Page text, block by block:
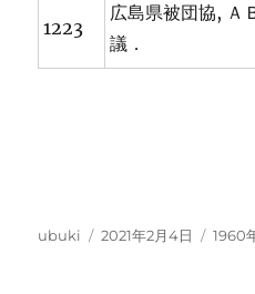
1223
広島県被団協, Ａ
議．
投
ubuki
投
2021年2月4日
カ
1960